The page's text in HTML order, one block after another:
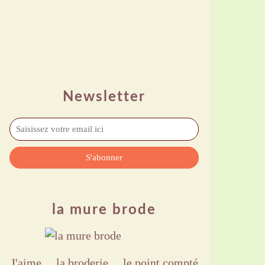
Newsletter
la mure brode